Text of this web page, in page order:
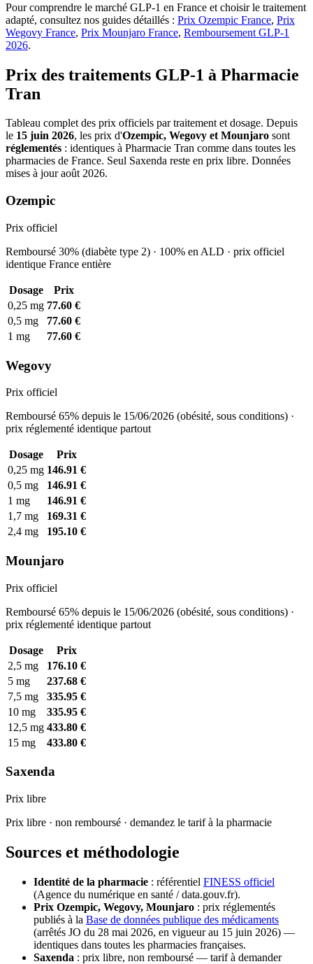
Pour comprendre le marché GLP-1 en France et choisir le traitement
adapté, consultez nos guides détaillés : Prix Ozempic France, Prix
Wegovy France, Prix Mounjaro France, Remboursement GLP-1
2026.
Prix des traitements GLP-1 à Pharmacie
Tran
Tableau complet des prix officiels par traitement et dosage. Depuis
le 15 juin 2026, les prix d'Ozempic, Wegovy et Mounjaro sont
réglementés : identiques à Pharmacie Tran comme dans toutes les
pharmacies de France. Seul Saxenda reste en prix libre. Données
mises à jour août 2026.
Ozempic
Prix officiel
Remboursé 30% (diabète type 2) · 100% en ALD · prix officiel
identique France entière
Dosage
Prix
0,25 mg 77.60 €
0,5 mg
77.60 €
1 mg
77.60 €
Wegovy
Prix officiel
Remboursé 65% depuis le 15/06/2026 (obésité, sous conditions) ·
prix réglementé identique partout
Dosage
Prix
0,25 mg 146.91 €
0,5 mg
146.91 €
1 mg
146.91 €
1,7 mg
169.31 €
2,4 mg
195.10 €
Mounjaro
Prix officiel
Remboursé 65% depuis le 15/06/2026 (obésité, sous conditions) ·
prix réglementé identique partout
Dosage
Prix
2,5 mg
176.10 €
5 mg
237.68 €
7,5 mg
335.95 €
10 mg
335.95 €
12,5 mg 433.80 €
15 mg
433.80 €
Saxenda
Prix libre
Prix libre · non remboursé · demandez le tarif à la pharmacie
Sources et méthodologie
Identité de la pharmacie : référentiel FINESS officiel
(Agence du numérique en santé / data.gouv.fr).
Prix Ozempic, Wegovy, Mounjaro : prix réglementés
publiés à la Base de données publique des médicaments
(arrêtés JO du 28 mai 2026, en vigueur au 15 juin 2026) —
identiques dans toutes les pharmacies françaises.
Saxenda : prix libre, non remboursé — tarif à demander